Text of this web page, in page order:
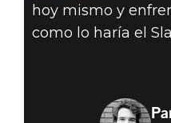
hoy mismo y
como lo haría el